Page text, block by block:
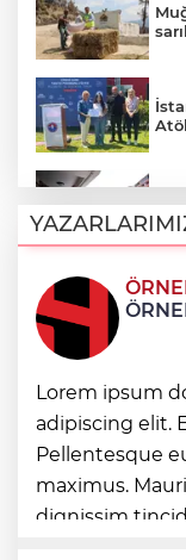
Lorem ipsum
adipiscing elit.
Pellentesque
maximus.
dignissim